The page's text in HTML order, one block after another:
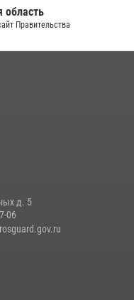
(видео)
1
в преодолении
область
Правительства
д. 5
06